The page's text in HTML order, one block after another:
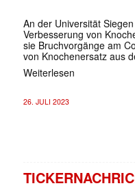
An der Universität
Verbesserung von
sie Bruchvorgänge am
von Knochenersatz aus
Weiterlesen
26. JULI 2023